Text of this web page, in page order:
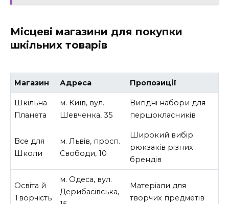
Місцеві магазини для покупки
шкільних товарів
Магазин Адреса Пропозиції
Шкільна
Планета
м. Київ, вул.
Шевченка, 35
Вигідні набори для
першокласників
Все для
Школи
м. Львів, просп.
Свободи, 10
Широкий вибір
рюкзаків різних
брендів
Освіта й
Творчість
м. Одеса, вул.
Дерибасівська,
Матеріали для
творчих предметів